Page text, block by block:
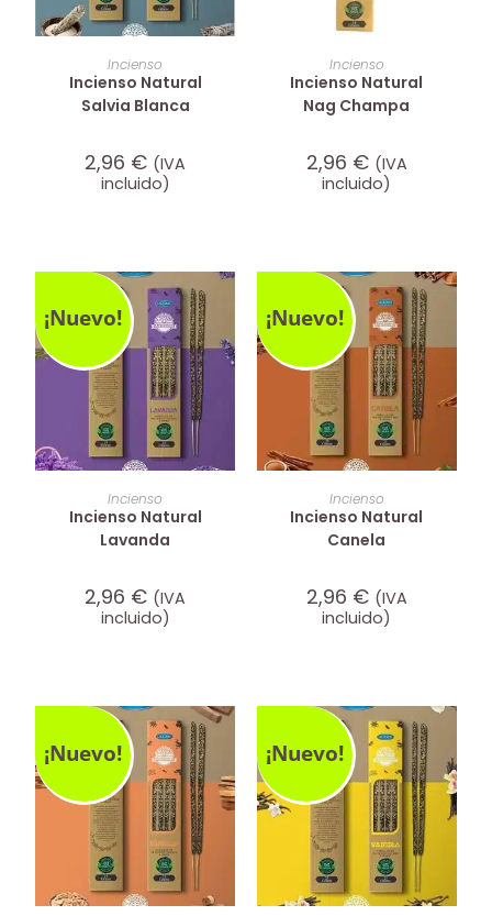
AÑADIR AL CARRITO
Incienso
Incienso Natural
Salvia Blanca
2,96 € (IVA
incluido)
AÑADIR AL CARRITO
Incienso
Incienso Natural
Nag Champa
2,96 € (IVA
incluido)
¡Nuevo!
AÑADIR AL CARRITO
Incienso
Incienso Natural
Lavanda
2,96 € (IVA
incluido)
¡Nuevo!
AÑADIR AL CARRITO
Incienso
Incienso Natural
Canela
2,96 € (IVA
incluido)
¡Nuevo! ¡Nuevo!